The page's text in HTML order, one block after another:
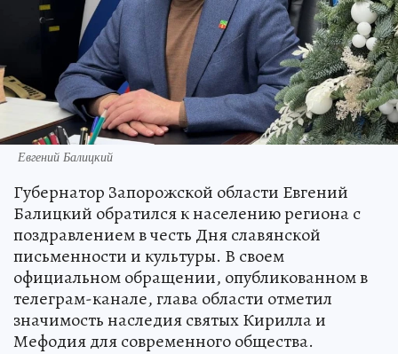
Евгений Балицкий
Губернатор Запорожской области Евгений
Балицкий обратился к населению региона с
поздравлением в честь Дня славянской
письменности и культуры. В своем
официальном обращении, опубликованном в
телеграм-канале, глава области отметил
значимость наследия святых Кирилла и
Мефодия для современного общества.